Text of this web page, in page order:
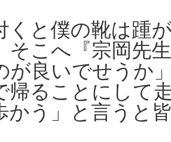
くと僕の靴は踵
そこへ『宗岡先
が良いでせうか
帰ることにして
かう」と言うと